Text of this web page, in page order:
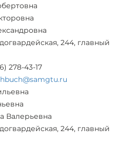
244, главный
278-43-17
Валерьевна
244, главный